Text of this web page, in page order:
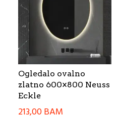
Ogledalo ovalno
zlatno 600×800 Neuss
Eckle
213,00BAM